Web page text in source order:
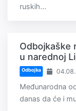
ruskih...
Odbojkaške
u narednoj
Odbojka
Međunarodna
danas da će i